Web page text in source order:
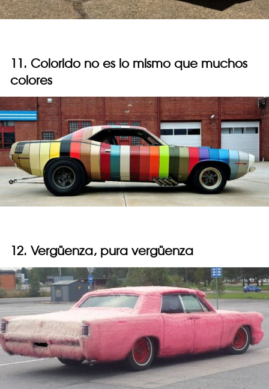
11. Colorido no es lo mismo que muchos
colores
12. Vergüenza, pura vergüenza